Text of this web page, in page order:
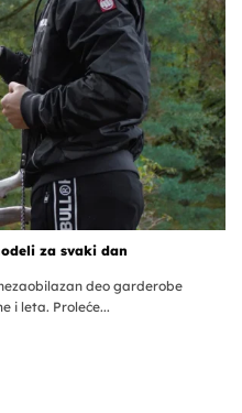
za svaki dan
deo garderobe
i leta. Proleće...